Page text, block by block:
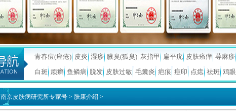
青春痘(痤疮) 皮炎 湿疹 腋臭(狐臭) 灰指甲 扁平疣 皮肤瘙痒 荨麻疹
白斑 顽癣 鱼鳞病 脱发 皮肤过敏 毛囊炎 疤痕 痘印 点痣 祛斑 鸡眼
南京皮肤病研究所专家号 > 肤康介绍 >